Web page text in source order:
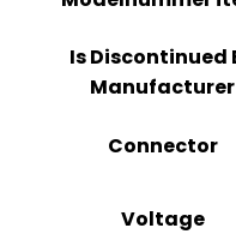
Is Discontinued
Manufacturer
Connector
Voltage